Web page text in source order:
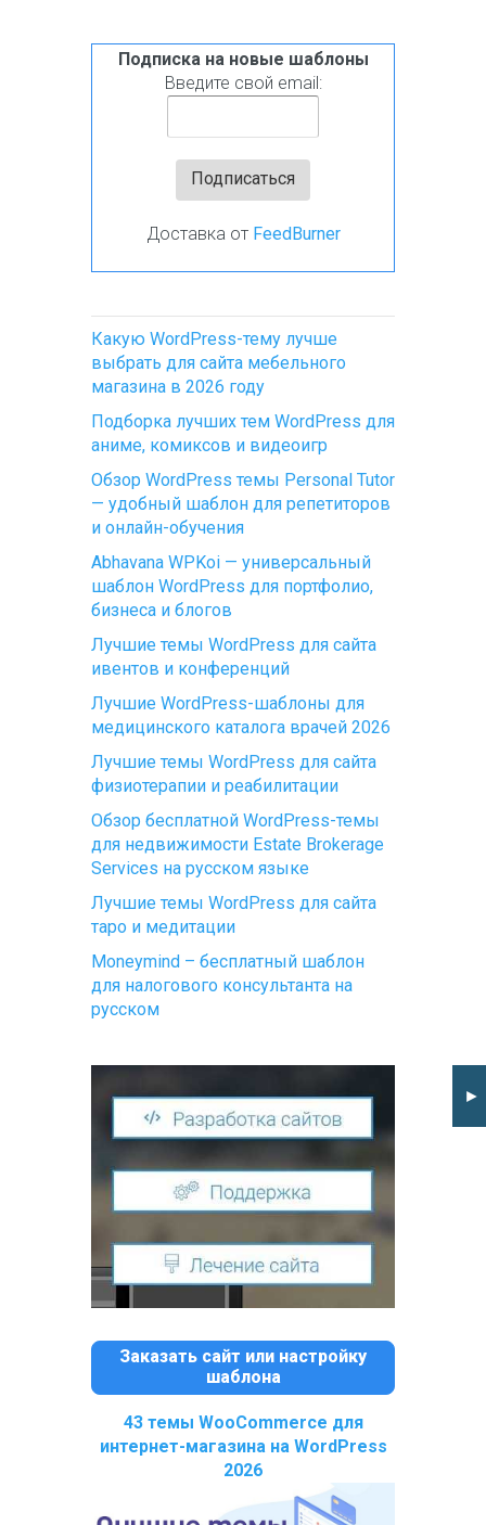
Подписка на новые шаблоны
Введите свой email:
Доставка от FeedBurner
Какую WordPress-тему лучше
выбрать для сайта мебельного
магазина в 2026 году
Подборка лучших тем WordPress для
аниме, комиксов и видеоигр
Обзор WordPress темы Personal Tutor
— удобный шаблон для репетиторов
и онлайн-обучения
Abhavana WPKoi — универсальный
шаблон WordPress для портфолио,
бизнеса и блогов
Лучшие темы WordPress для сайта
ивентов и конференций
Лучшие WordPress-шаблоны для
медицинского каталога врачей 2026
Лучшие темы WordPress для сайта
физиотерапии и реабилитации
Обзор бесплатной WordPress-темы
для недвижимости Estate Brokerage
Services на русском языке
Лучшие темы WordPress для сайта
таро и медитации
Moneymind – бесплатный шаблон
для налогового консультанта на
русском
Заказать сайт или настройку
шаблона
43 темы WooCommerce для
интернет-магазина на WordPress
2026
►